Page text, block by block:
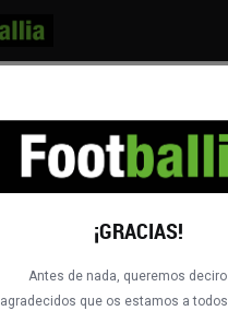
¡GRACIAS!
Antes de nada, queremos
agradecidos que os estamos a